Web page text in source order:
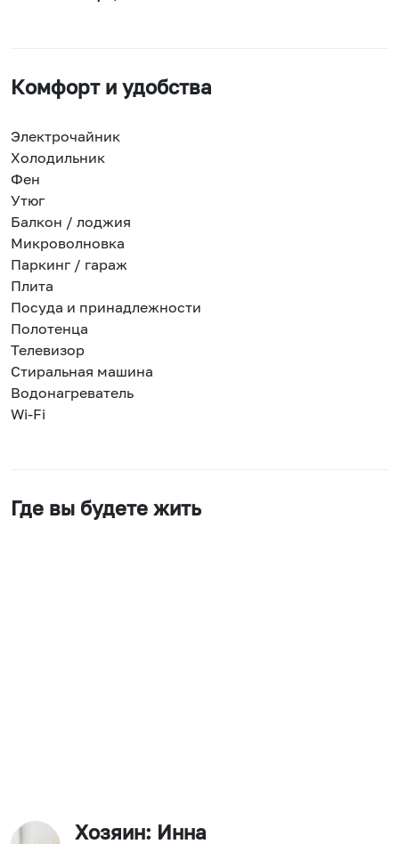
Комфорт и удобства
Электрочайник
Холодильник
Фен
Утюг
Балкон / лоджия
Микроволновка
Паркинг / гараж
Плита
Посуда и принадлежности
Полотенца
Телевизор
Стиральная машина
Водонагреватель
Wi-Fi
Где вы будете жить
Хозяин: Инна